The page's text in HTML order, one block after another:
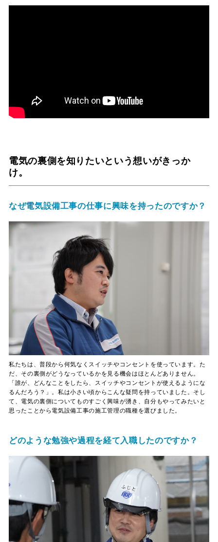
電気の裏側を知りたいという想いがきっか
け。
なぜ電気設備工事の仕事に興味を持ったのですか？
私たちは、普段から何気なくスイッチやコンセントを使っています。た
だ、その裏側がどうなっているかを見る機会はほとんどありません。
「誰が、どんなことをしたら、スイッチやコンセントが使えるようにな
るんだろう？」。私は小さい頃からこんな疑問を持っていました。そし
て、電気の裏側についてものすごく興味が湧き、自分もやってみたいと
思ったことから電気設備工事の施工管理の職種を選びました。
どのような勉強や過程を経て入職したのですか？